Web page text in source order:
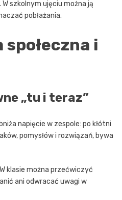
szkolnym ujęciu można ją
pobłażania.
i
„tu i teraz”
napięcie w zespole: po kłótni
pomysłów i rozwiązań, bywa
klasie można przećwiczyć
ani odwracać uwagi w